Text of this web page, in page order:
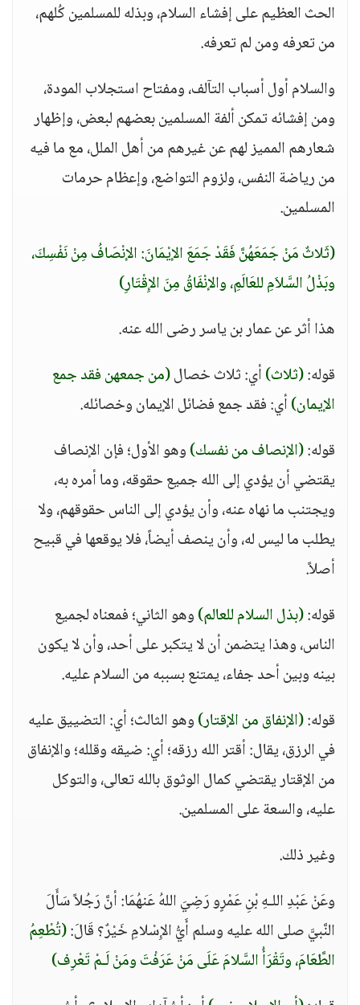
الحث العظيم على إفشاء السلام، وبذله للمسلمين كُلهم،
من تعرفه ومن لم تعرفه.
والسلام أول أسباب التآلف، ومفتاح استجلاب المودة،
ومن إفشائه تمكن ألفة المسلمين بعضهم لبعض، وإظهار
شعارهم المميز لهم عن غيرهم من أهل الملل، مع ما فيه
من رياضة النفس، ولزوم التواضع، وإعظام حرمات
المسلمين.
(ثَلاثٌ مَنْ جَمَعَهُنَّ فَقَدْ جَمَعَ الإيْمَانَ: الإنْصَافُ مِنْ نَفْسِكَ،
وبَذْلُ السَّلاَمِ للعَالَمِ، والإنْفَاقُ مِنَ الإِقْتَارِ)
هذا أثر عن عمار بن ياسر رضى الله عنه.
قوله:(ثلاث)أي: ثلاث خصال(من جمعهن فقد جمع
الإيمان)أي: فقد جمع فضائل الإيمان وخصائله.
قوله:(الإنصاف من نفسك)وهو الأول؛ فإن الإنصاف
يقتضي أن يؤدي إلى الله جميع حقوقه، وما أمره به،
ويجتنب ما نهاه عنه، وأن يؤدي إلى الناس حقوقهم، ولا
يطلب ما ليس له، وأن ينصف أيضاً، فلا يوقعها في قبيح
أصلاً.
قوله:(بذل السلام للعالم)وهو الثاني؛ فمعناه لجميع
الناس، وهذا يتضمن أن لا يتكبر على أحد، وأن لا يكون
بينه وبين أحد جفاء، يمتنع بسببه من السلام عليه.
قوله:(الإنفاق من الإقتار)وهو الثالث؛ أي: التضييق عليه
في الرزق، يقال: أقتر الله رزقه؛ أي: ضيقه وقلله؛ والإنفاق
من الإقتار يقتضي كمال الوثوق بالله تعالى، والتوكل
عليه، والسعة على المسلمين.
وغير ذلك.
وعَنْ عَبْدِ اللـهِ بْنِ عَمْرٍو رَضِيَ اللهُ عَنهُمَا: أنَّ رَجُلاً سَأَلَ
النَّبيَّ صلى الله عليه وسلم أَيُّ الإِسْلامِ خَيْرٌ؟ قَالَ:(تُطْعِمُ
الطَّعَامَ، وتَقْرَأُ السَّلامَ عَلَى مَنْ عَرَفْتَ ومَنْ لَـمْ تَعْرِف)